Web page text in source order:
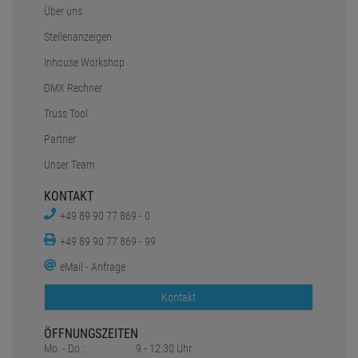
Über uns
Stellenanzeigen
Inhouse Workshop
DMX Rechner
Truss Tool
Partner
Unser Team
KONTAKT
+49 89 90 77 869 - 0
+49 89 90 77 869 - 99
eMail - Anfrage
Kontakt
ÖFFNUNGSZEITEN
Mo. - Do.:
9 - 12:30 Uhr